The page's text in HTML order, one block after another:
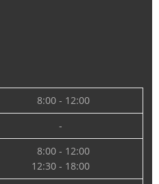
8:00 - 12:00
-
8:00 - 12:00
12:30 - 18:00